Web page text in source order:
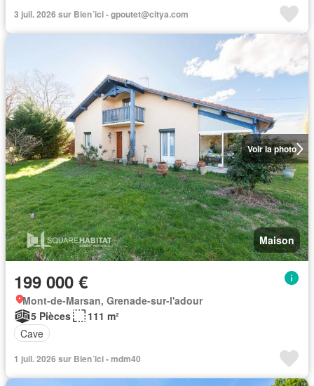
3 juil. 2026 sur Bien´ici - gpoutet@citya.com
Voir la photo
Maison
199 000 €
Mont-de-Marsan, Grenade-sur-l'adour
5 Pièces
111 m²
Cave
1 juil. 2026 sur Bien´ici - mdm40